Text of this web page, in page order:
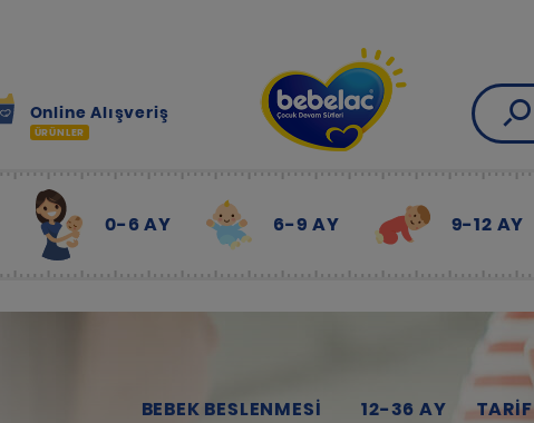
Online Alışveriş
ÜRÜNLER
0-6 AY 6-9 AY 9-12 AY
BEBEK BESLENMESI 12-36 AY TARIF